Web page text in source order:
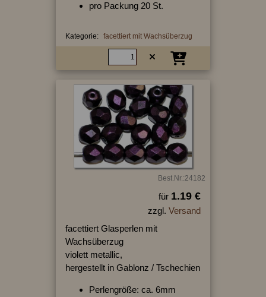
pro Packung 20 St.
Kategorie: facettiert mit Wachsüberzug
Best.Nr.:24182
für 1.19 €
zzgl. Versand
facettiert Glasperlen mit
Wachsüberzug
violett metallic,
hergestellt in Gablonz / Tschechien
Perlengröße: ca. 6mm